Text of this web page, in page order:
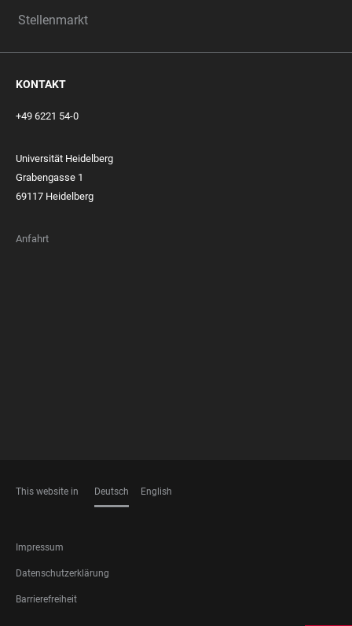
Stellenmarkt
KONTAKT
+49 6221 54-0
Universität Heidelberg
Grabengasse 1
69117 Heidelberg
Anfahrt
This website in Deutsch English
FOOTER
LEGAL
Impressum
Datenschutzerklärung
Barrierefreiheit